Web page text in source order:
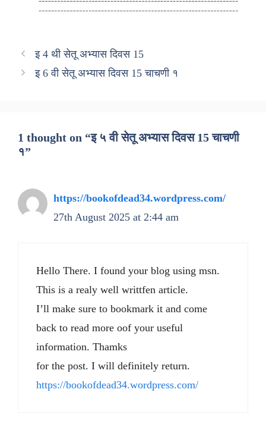
इ 4 थी सेतू अभ्यास दिवस 15
इ 6 वी सेतू अभ्यास दिवस 15 चाचणी १
1 thought on “इ ५ वी सेतू अभ्यास दिवस 15 चाचणी
१”
https://bookofdead34.wordpress.com/
27th August 2025 at 2:44 am
Hello There. I found your blog using msn.
This is a realy well writtfen article.
I’ll make sure to bookmark it and come
back to read more oof your useful
information. Thamks
for the post. I will definitely return.
https://bookofdead34.wordpress.com/